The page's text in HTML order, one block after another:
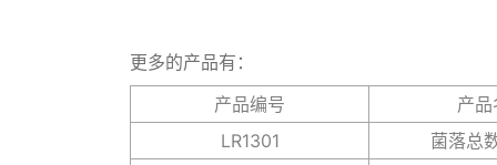
更多的产品有：
产品编号
产
LR1301
菌落总